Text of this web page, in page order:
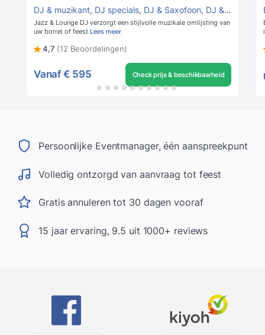
DJ & muzikant, DJ specials, DJ & Saxofoon, DJ & Percussie
Jazz & Lounge DJ verzorgt een stijlvolle muzikale omlijsting van
uw borrel of feest Lees meer
4,7 (12 Beoordelingen)
Vanaf € 595 Check prijs & beschikbaarheid
Persoonlijke Eventmanager, één aanspreekpunt
Volledig ontzorgd van aanvraag tot feest
Gratis annuleren tot 30 dagen vooraf
15 jaar ervaring, 9.5 uit 1000+ reviews